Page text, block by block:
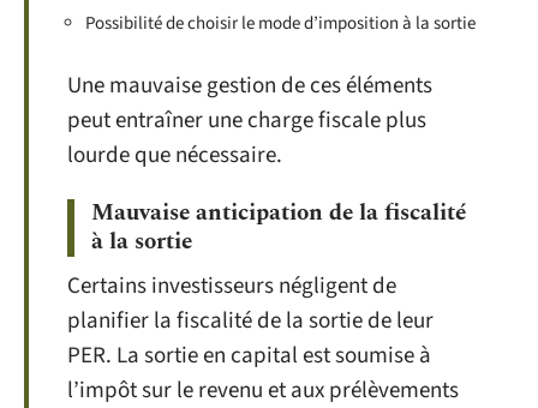
Possibilité de choisir le mode d’imposition à la sortie
Une mauvaise gestion de ces éléments
peut entraîner une charge fiscale plus
lourde que nécessaire.
Mauvaise anticipation de la fiscalité
à la sortie
Certains investisseurs négligent de
planifier la fiscalité de la sortie de leur
PER. La sortie en capital est soumise à
l’impôt sur le revenu et aux prélèvements